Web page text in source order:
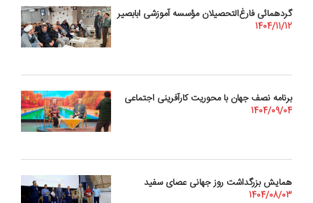
گردهمائی فارغ‌التحصیلان مؤسسه آموزشی ابابصیر
1404/11/12
برنامه نصف جهان با محوریت کارآفرینی اجتماعی
1404/09/04
همایش بزرگداشت روز جهانی عصای سفید
1404/08/03